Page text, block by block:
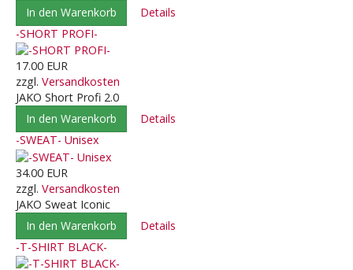
In den Warenkorb
Details
-SHORT PROFI-
17.00 EUR
zzgl. Versandkosten
JAKO Short Profi 2.0
In den Warenkorb
Details
-SWEAT- Unisex
34.00 EUR
zzgl. Versandkosten
JAKO Sweat Iconic
In den Warenkorb
Details
-T-SHIRT BLACK-